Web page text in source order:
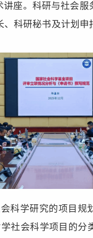
讲座。科研与社会
、科研秘书及计划申
科学研究的项目规
社会科学项目的分